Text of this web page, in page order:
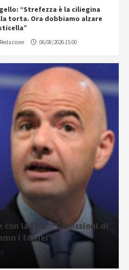
“Strefezza è la ciliegina
torta. Ora dobbiamo alzare
Redazione 06/08/2026 15:00
con la Fifa: “Dimissioni di
i tornei”